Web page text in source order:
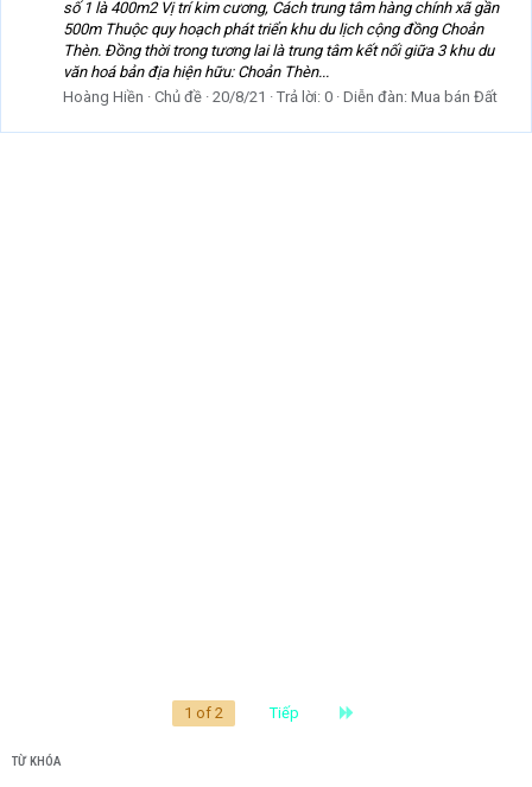
số 1 là 400m2 Vị trí kim cương, Cách trung tâm hàng chính xã gần
500m Thuộc quy hoạch phát triển khu du lịch cộng đồng Choản
Thèn. Đồng thời trong tương lai là trung tâm kết nối giữa 3 khu du
văn hoá bản địa hiện hữu: Choản Thèn...
Hoàng Hiền
Chủ đề 20/8/21 Trả lời: 0 Diễn đàn: Mua bán Đất
1 of 2 Tiếp
TỪ KHÓA